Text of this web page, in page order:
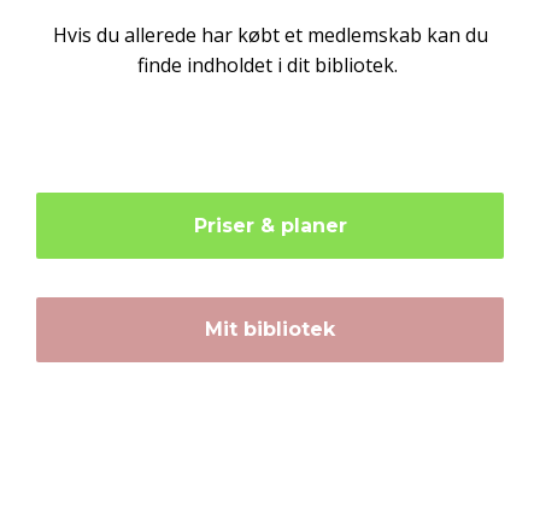
Hvis du allerede har købt et medlemskab kan du
finde indholdet i dit bibliotek.
Priser & planer
Mit bibliotek